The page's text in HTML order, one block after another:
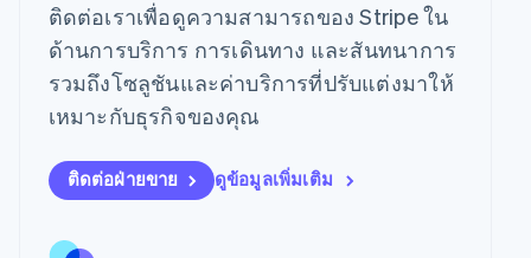
ติดต่อเราเพื่อดูความสามารถของ Stripe ใน
ด้านการบริการ การเดินทาง และสันทนาการ
รวมถึงโซลูชันและค่าบริการที่ปรับแต่งมาให้
เหมาะกับธุรกิจของคุณ
ติดต่อฝ่ายขาย ดูข้อมูลเพิ่มเติม
Español English
สโลวาเกีย
English
สโลวีเนีย
English Italiano
สวิตเซอร์แลนด์
สวีเดน
SvenskaEnglish
English